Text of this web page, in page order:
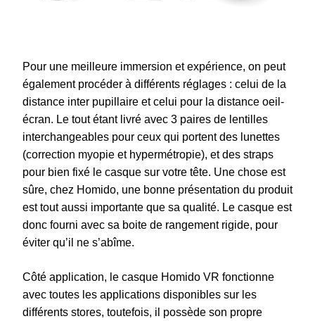
Pour une meilleure immersion et expérience, on peut
également procéder à différents réglages : celui de la
distance inter pupillaire et celui pour la distance oeil-
écran. Le tout étant livré avec 3 paires de lentilles
interchangeables pour ceux qui portent des lunettes
(correction myopie et hypermétropie), et des straps
pour bien fixé le casque sur votre tête. Une chose est
sûre, chez Homido, une bonne présentation du produit
est tout aussi importante que sa qualité. Le casque est
donc fourni avec sa boite de rangement rigide, pour
éviter qu’il ne s’abîme.
Côté application, le casque Homido VR fonctionne
avec toutes les applications disponibles sur les
différents stores, toutefois, il possède son propre